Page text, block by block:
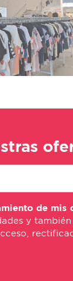
de mis
y